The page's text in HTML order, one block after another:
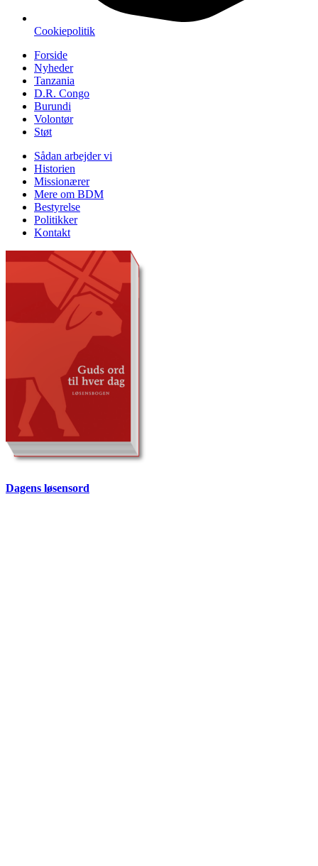
Cookiepolitik
Forside
Nyheder
Tanzania
D.R. Congo
Burundi
Volontør
Støt
Sådan arbejder vi
Historien
Missionærer
Mere om BDM
Bestyrelse
Politikker
Kontakt
Dagens løsensord